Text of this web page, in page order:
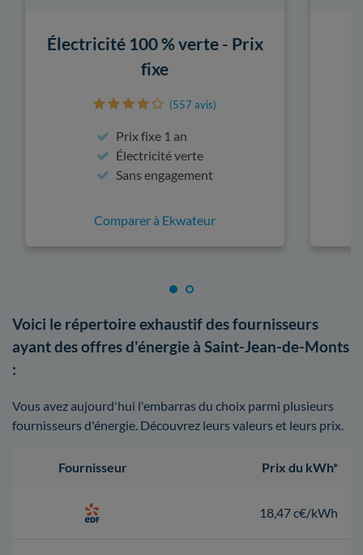
Électricité 100 % verte - Prix
fixe
(557 avis)
Prix fixe 1 an
Électricité verte
Sans engagement
Comparer à Ekwateur
Voici le répertoire exhaustif des fournisseurs
ayant des offres d'énergie à Saint-Jean-de-Monts
:
Vous avez aujourd'hui l'embarras du choix parmi plusieurs
fournisseurs d'énergie. Découvrez leurs valeurs et leurs prix.
Fournisseur Prix du kWh*
18,47 c€/kWh